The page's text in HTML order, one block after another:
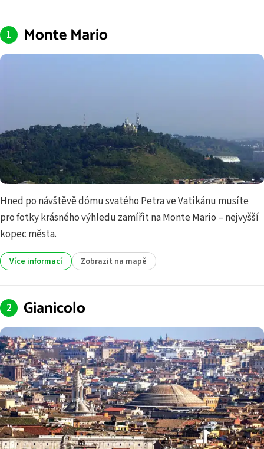
Monte Mario
Hned po návštěvě dómu svatého Petra ve Vatikánu musíte
pro fotky krásného výhledu zamířit na Monte Mario – nejvyšší
kopec města.
Více informací Zobrazit na mapě
Gianicolo